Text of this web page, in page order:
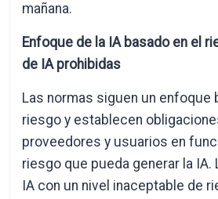
mañana.
Enfoque de la IA basado en el
de IA prohibidas
Las normas siguen un enfoque
riesgo y establecen
proveedores y usuarios en
riesgo que pueda generar la
IA con un nivel inaceptable de